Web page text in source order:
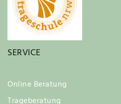
SERVICE
Online Beratung
Trageberatung